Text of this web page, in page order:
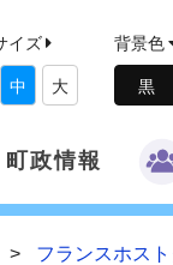
イズ
中 大
背景色
町政情報
フランスホス